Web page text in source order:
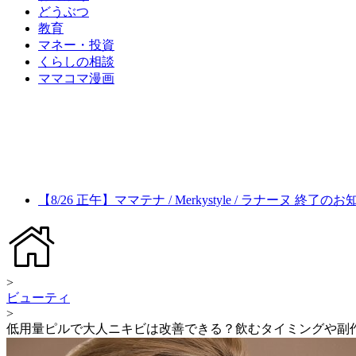
どうぶつ
教育
マネー・投資
くらしの相談
ママコマ漫画
【8/26 正午】ママテナ / Merkystyle / ラナーヌ 終了のお
>
ビューティ
>
低用量ピルで大人ニキビは改善できる？飲むタイミングや副